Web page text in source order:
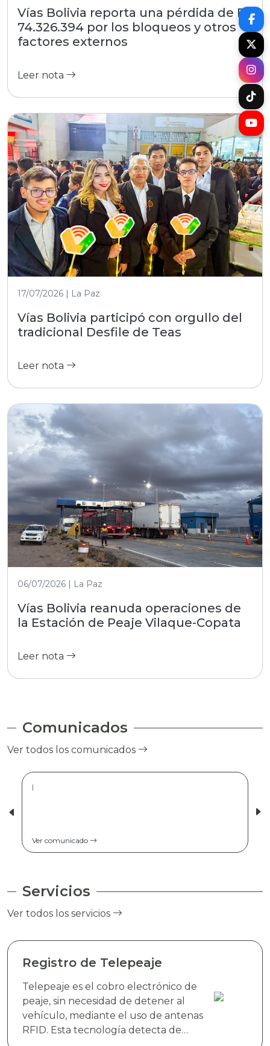
Vías Bolivia reporta una pérdida de Bs
74.326.394 por los bloqueos y otros
factores externos
Leer nota
17/07/2026 | La Paz
Vías Bolivia participó con orgullo del
tradicional Desfile de Teas
Leer nota
06/07/2026 | La Paz
Vías Bolivia reanuda operaciones de
la Estación de Peaje Vilaque-Copata
Leer nota
Comunicados
Ver todos los comunicados
|
Ver comunicado
Servicios
Ver todos los servicios
Registro de Telepeaje
Telepeaje es el cobro electrónico de
peaje, sin necesidad de detener al
vehículo, mediante el uso de antenas
RFID. Esta tecnología detecta de